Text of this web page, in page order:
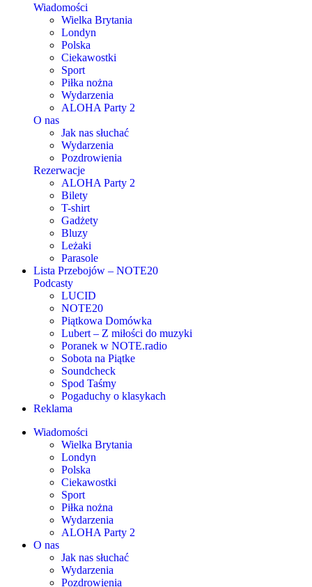
Wiadomości
Wielka Brytania
Londyn
Polska
Ciekawostki
Sport
Piłka nożna
Wydarzenia
ALOHA Party 2
O nas
Jak nas słuchać
Wydarzenia
Pozdrowienia
Rezerwacje
ALOHA Party 2
Bilety
T-shirt
Gadżety
Bluzy
Leżaki
Parasole
Lista Przebojów – NOTE20
Podcasty
LUCID
NOTE20
Piątkowa Domówka
Lubert – Z miłości do muzyki
Poranek w NOTE.radio
Sobota na Piątke
Soundcheck
Spod Taśmy
Pogaduchy o klasykach
Reklama
Wiadomości
Wielka Brytania
Londyn
Polska
Ciekawostki
Sport
Piłka nożna
Wydarzenia
ALOHA Party 2
O nas
Jak nas słuchać
Wydarzenia
Pozdrowienia